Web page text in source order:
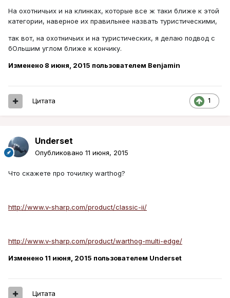
На охотничьих и на клинках, которые все ж таки ближе к этой
категории, наверное их правильнее назвать туристическими,
так вот, на охотничьих и на туристических, я делаю подвод с
бОльшим углом ближе к кончику.
Изменено 8 июня, 2015 пользователем Benjamin
1
Цитата
Underset
Опубликовано 11 июня, 2015
Что скажете про точилку warthog?
http://www.v-sharp.com/product/classic-ii/
http://www.v-sharp.com/product/warthog-multi-edge/
Изменено 11 июня, 2015 пользователем Underset
Цитата